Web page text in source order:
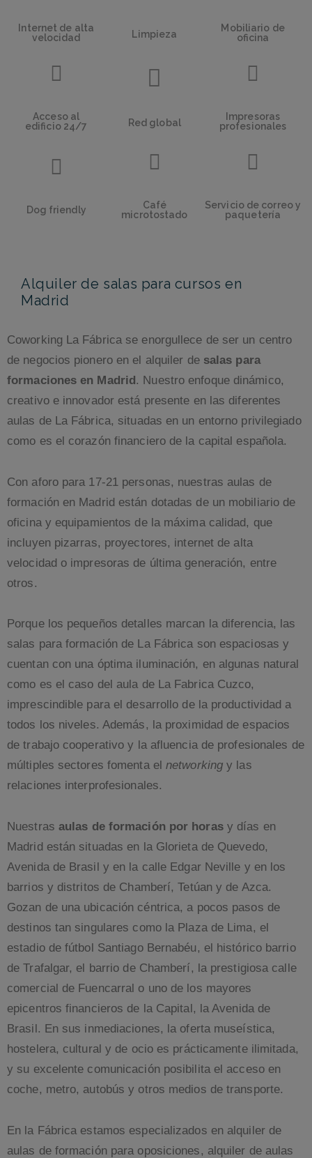
Internet de alta
velocidad
Limpieza
Mobiliario de
oficina
Acceso al
edificio 24/7
Red global
Impresoras
profesionales
Dog friendly
Café
microtostado
Servicio de correo y
paquetería
Alquiler de salas para cursos en
Madrid
Coworking La Fábrica se enorgullece de ser un centro
de negocios pionero en el alquiler de salas para
formaciones en Madrid. Nuestro enfoque dinámico,
creativo e innovador está presente en las diferentes
aulas de La Fábrica, situadas en un entorno privilegiado
como es el corazón financiero de la capital española.
Con aforo para 17-21 personas, nuestras aulas de
formación en Madrid están dotadas de un mobiliario de
oficina y equipamientos de la máxima calidad, que
incluyen pizarras, proyectores, internet de alta
velocidad o impresoras de última generación, entre
otros.
Porque los pequeños detalles marcan la diferencia, las
salas para formación de La Fábrica son espaciosas y
cuentan con una óptima iluminación, en algunas natural
como es el caso del aula de La Fabrica Cuzco,
imprescindible para el desarrollo de la productividad a
todos los niveles. Además, la proximidad de espacios
de trabajo cooperativo y la afluencia de profesionales de
múltiples sectores fomenta elnetworking y las
relaciones interprofesionales.
Nuestras aulas de formación por horasy días en
Madrid están situadas en la Glorieta de Quevedo,
Avenida de Brasil y en la calle Edgar Neville y en los
barrios y distritos de Chamberí, Tetúan y de Azca.
Gozan de una ubicación céntrica, a pocos pasos de
destinos tan singulares como la Plaza de Lima, el
estadio de fútbol Santiago Bernabéu, el histórico barrio
de Trafalgar, el barrio de Chamberí, la prestigiosa calle
comercial de Fuencarral o uno de los mayores
epicentros financieros de la Capital, la Avenida de
Brasil. En sus inmediaciones, la oferta museística,
hostelera, cultural y de ocio es prácticamente ilimitada,
y su excelente comunicación posibilita el acceso en
coche, metro, autobús y otros medios de transporte.
En la Fábrica estamos especializados en alquiler de
aulas de formación para oposiciones, alquiler de aulas